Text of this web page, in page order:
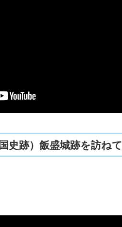
史跡）飯盛城跡を訪ねて